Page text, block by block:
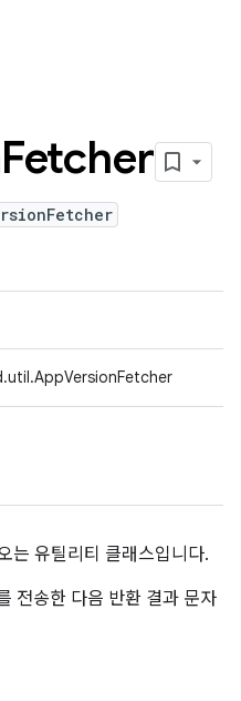
Fetcher
는 유틸리티 클래스입니다.
전송한 다음 반환 결과 문자